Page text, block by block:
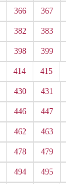
366 367
382 383
398 399
414 415
430 431
446 447
462 463
478 479
494 495